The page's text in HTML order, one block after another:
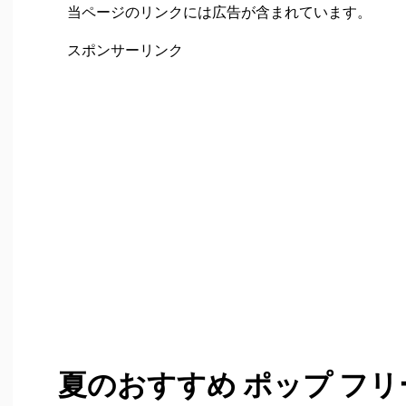
当ページのリンクには広告が含まれています。
スポンサーリンク
夏のおすすめ ポップ フ